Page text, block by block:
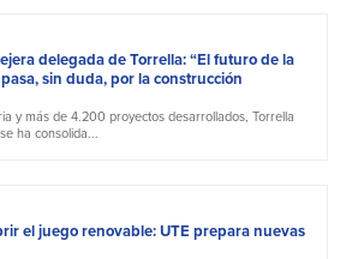
delegada de Torrella: “El futuro de la
sin duda, por la construcción
y más de 4.200 proyectos desarrollados, Torrella
ha consolida...
el juego renovable: UTE prepara nuevas